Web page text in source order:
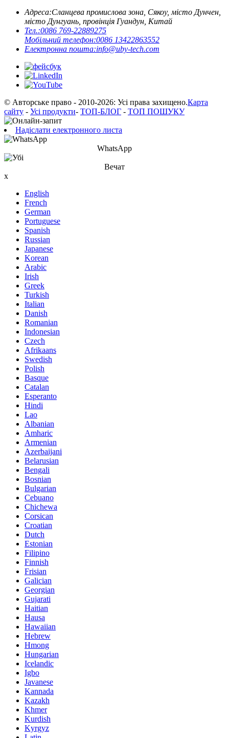
Адреса:Сланцева промислова зона, Сякоу, місто Дунчен,
місто Дунгуань, провінція Гуандун, Китай
Тел.:0086 769-22889275
Мобільний телефон:0086 13422863552
Електронна пошта:info@uby-tech.com
© Авторське право - 2010-2026: Усі права захищено.Карта
сайту - Усі продукти- ТОП-БЛОГ - ТОП ПОШУКУ
Надіслати електронного листа
WhatsApp
Вечат
x
English
French
German
Portuguese
Spanish
Russian
Japanese
Korean
Arabic
Irish
Greek
Turkish
Italian
Danish
Romanian
Indonesian
Czech
Afrikaans
Swedish
Polish
Basque
Catalan
Esperanto
Hindi
Lao
Albanian
Amharic
Armenian
Azerbaijani
Belarusian
Bengali
Bosnian
Bulgarian
Cebuano
Chichewa
Corsican
Croatian
Dutch
Estonian
Filipino
Finnish
Frisian
Galician
Georgian
Gujarati
Haitian
Hausa
Hawaiian
Hebrew
Hmong
Hungarian
Icelandic
Igbo
Javanese
Kannada
Kazakh
Khmer
Kurdish
Kyrgyz